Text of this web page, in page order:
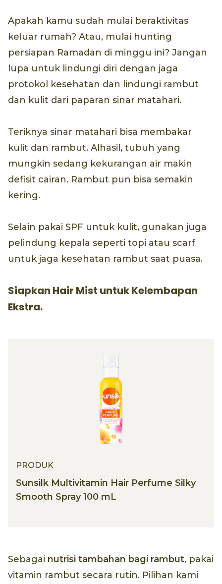
Apakah kamu sudah mulai beraktivitas
keluar rumah? Atau, mulai hunting
persiapan Ramadan di minggu ini? Jangan
lupa untuk lindungi diri dengan jaga
protokol kesehatan dan lindungi rambut
dan kulit dari paparan sinar matahari.
Teriknya sinar matahari bisa membakar
kulit dan rambut. Alhasil, tubuh yang
mungkin sedang kekurangan air makin
defisit cairan. Rambut pun bisa semakin
kering.
Selain pakai SPF untuk kulit, gunakan juga
pelindung kepala seperti topi atau scarf
untuk jaga kesehatan rambut saat puasa.
Siapkan Hair Mist untuk Kelembapan
Ekstra.
PRODUK
Sunsilk Multivitamin Hair Perfume Silky
Smooth Spray 100 mL
Sebagai nutrisi tambahan bagi rambut, pakai
vitamin rambut secara rutin. Pilihan kami